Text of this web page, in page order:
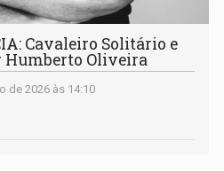
Cavaleiro Solitário e
Humberto Oliveira
de 2026 às 14:10